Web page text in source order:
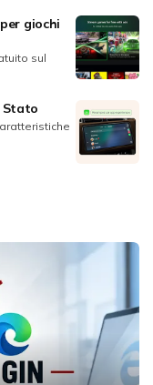
giochi
sul
Stato